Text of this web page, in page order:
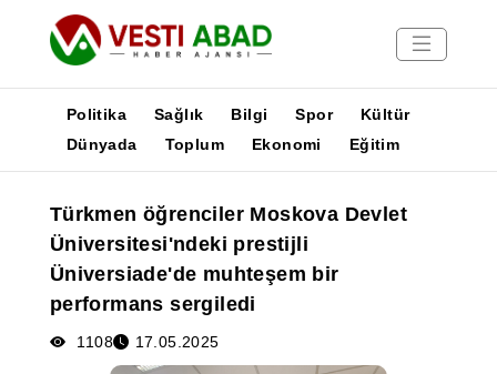
Yayınlar
Medya
Poster
Politika Sağlık Bilgi Spor
Kültür
Dünyada
Toplum Ekonomi Eğitim
Türkmen öğrenciler Moskova Devlet
Üniversitesi'ndeki prestijli
Üniversiade'de muhteşem bir
performans sergiledi
1108 17.05.2025